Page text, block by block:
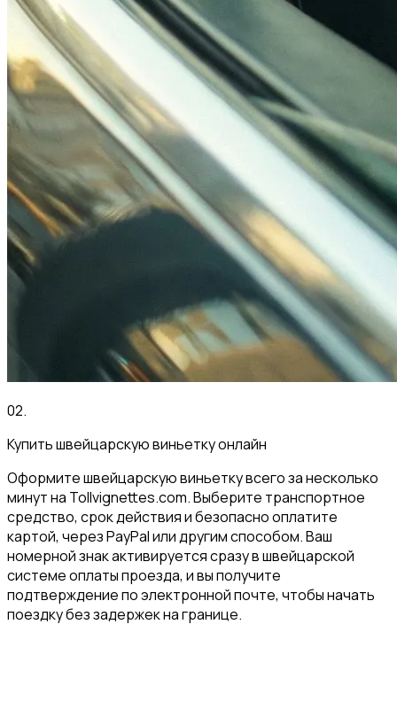
02.
Купить швейцарскую виньетку онлайн
Оформите швейцарскую виньетку всего за несколько
минут на Tollvignettes.com. Выберите транспортное
средство, срок действия и безопасно оплатите
картой, через PayPal или другим способом. Ваш
номерной знак активируется сразу в швейцарской
системе оплаты проезда, и вы получите
подтверждение по электронной почте, чтобы начать
поездку без задержек на границе.